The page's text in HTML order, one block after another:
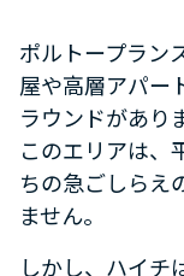
ポルトープラン
屋や高層アパー
ラウンドがあり
このエリアは、
ちの急ごしらえ
ません。
しかし、ハイチ